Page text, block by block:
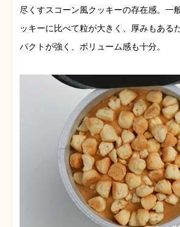
尽くすスコーン風クッキーの存在感。一
ッキーに比べて粒が大きく、厚みもある
パクトが強く、ボリューム感も十分。